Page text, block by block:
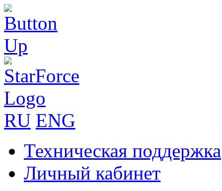
RU ENG
Техническая поддержка
Личный кабинет